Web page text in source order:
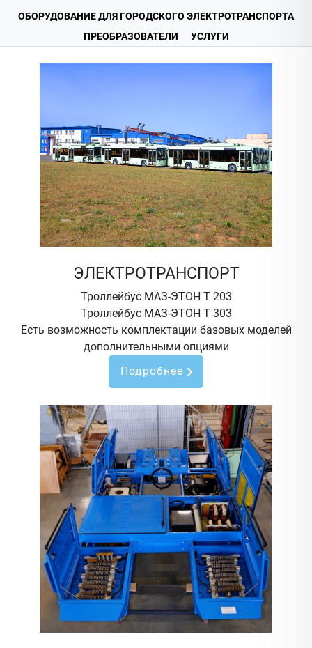
ОБОРУДОВАНИЕ ДЛЯ ГОРОДСКОГО ЭЛЕКТРОТРАНСПОРТА
ПРЕОБРАЗОВАТЕЛИ
УСЛУГИ
ЭЛЕКТРОТРАНСПОРТ
Троллейбус МАЗ-ЭТОН Т 203
Троллейбус МАЗ-ЭТОН Т 303
Есть возможность комплектации базовых моделей
дополнительными опциями
Подробнее